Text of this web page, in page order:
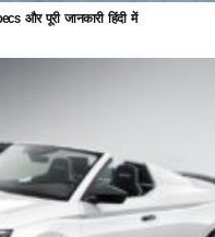
और पूरी जानकारी हिंदी में